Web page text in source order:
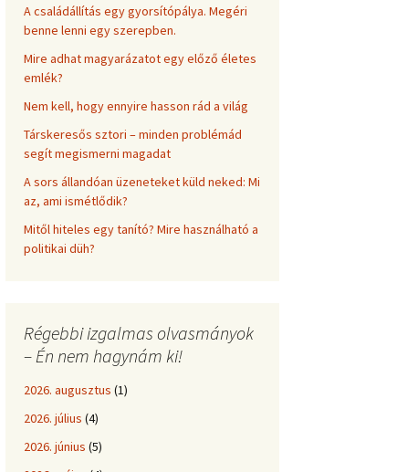
A családállítás egy gyorsítópálya. Megéri
benne lenni egy szerepben.
Mire adhat magyarázatot egy előző életes
emlék?
Nem kell, hogy ennyire hasson rád a világ
Társkeresős sztori – minden problémád
segít megismerni magadat
A sors állandóan üzeneteket küld neked: Mi
az, ami ismétlődik?
Mitől hiteles egy tanító? Mire használható a
politikai düh?
Régebbi izgalmas olvasmányok
– Én nem hagynám ki!
2026. augusztus (1)
2026. július (4)
2026. június (5)